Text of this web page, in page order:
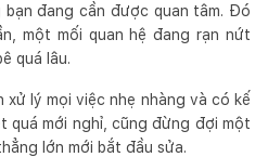
đang cần được quan tâm. Đó
một mối quan hệ đang rạn nứt
quá lâu.
xử lý mọi việc nhẹ nhàng và có kế
quá mới nghỉ, cũng đừng đợi một
lớn mới bắt đầu sửa.